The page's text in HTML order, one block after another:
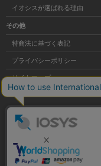
イオシスが選ばれる理由
その他
特商法に基づく表記
プライバシーポリシー
サイトマップ
大阪府公安
Copyright © 株